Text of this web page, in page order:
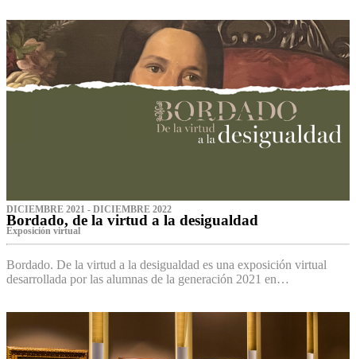
DICIEMBRE 2021 - DICIEMBRE 2022
Bordado, de la virtud a la desigualdad
Exposición virtual‌
Bordado. De la virtud a la desigualdad es una exposición virtual
desarrollada por las alumnas de la generación 2021 en…